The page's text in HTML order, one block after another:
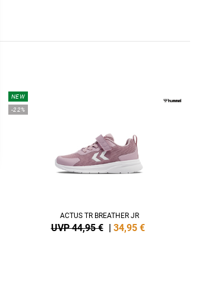
NEW
-22%
ACTUS TR BREATHER JR
UVP 44,95 € | 34,95 €